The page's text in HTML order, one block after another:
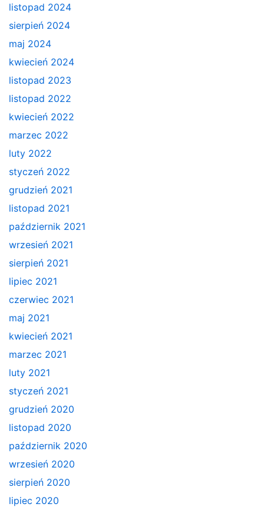
listopad 2024
sierpień 2024
maj 2024
kwiecień 2024
listopad 2023
listopad 2022
kwiecień 2022
marzec 2022
luty 2022
styczeń 2022
grudzień 2021
listopad 2021
październik 2021
wrzesień 2021
sierpień 2021
lipiec 2021
czerwiec 2021
maj 2021
kwiecień 2021
marzec 2021
luty 2021
styczeń 2021
grudzień 2020
listopad 2020
październik 2020
wrzesień 2020
sierpień 2020
lipiec 2020